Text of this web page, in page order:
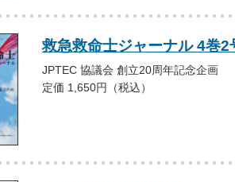
救急救命士ジャーナル 4巻
JPTEC 協議会 創立20周年記念企画
定価 1,650円（税込）